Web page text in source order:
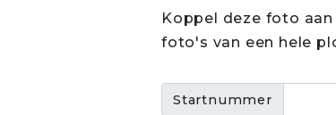
Koppel deze foto aan
foto's van een hele
Startnummer